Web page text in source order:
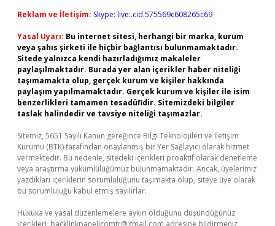
Reklam ve İletişim: Skype: live:.cid.575569c608265c69
Yasal Uyarı: Bu internet sitesi, herhangi bir marka, kurum
veya şahıs şirketi ile hiçbir bağlantısı bulunmamaktadır.
Sitede yalnızca kendi hazırladığımız makaleler
paylaşılmaktadır. Burada yer alan içerikler haber niteliği
taşımamakta olup, gerçek kurum ve kişiler hakkında
paylaşım yapılmamaktadır. Gerçek kurum ve kişiler ile isim
benzerlikleri tamamen tesadüfidir. Sitemizdeki bilgiler
taslak halindedir ve tavsiye niteliği taşımazlar.
Sitemiz, 5651 Sayılı Kanun gereğince Bilgi Teknolojileri ve İletişim
Kurumu (BTK) tarafından onaylanmış bir Yer Sağlayıcı olarak hizmet
vermektedir. Bu nedenle, sitedeki içerikleri proaktif olarak denetleme
veya araştırma yükümlülüğümüz bulunmamaktadır. Ancak, üyelerimiz
yazdıkları içeriklerin sorumluluğunu taşımakta olup, siteye üye olarak
bu sorumluluğu kabul etmiş sayılırlar.
Hukuka ve yasal düzenlemelere aykırı olduğunu düşündüğünüz
içerikleri, backlinkpanelicomtr@gmail.com adresine bildirmeniz